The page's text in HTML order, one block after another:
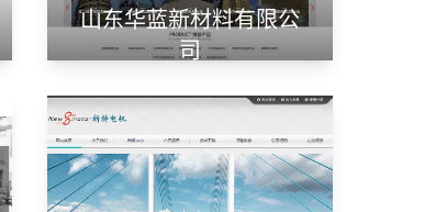
山东华蓝新材料有限公
司